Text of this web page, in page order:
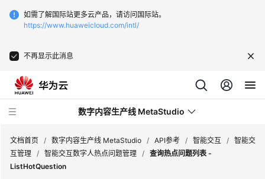
如需了解国际站更多云产品，请访问国际站。
https://www.huaweicloud.com/intl/
不再显示此消息
数字内容生产线 MetaStudio
文档首页 / 数字内容生产线 MetaStudio / API参考 / 智能交互 / 智能交
互管理 / 智能交互数字人热点问题管理 / 查询热点问题列表 -
ListHotQuestion